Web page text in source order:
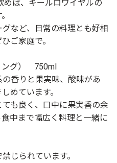
めば、キールロワイヤルの
など、日常の料理とも好相
ご家庭で。
ング） 750ml
香りと果実味、酸味があ
めています。
も良く、口中に果実香の余
中まで幅広く料理と一緒に
じられています。